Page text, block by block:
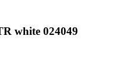
white 024049